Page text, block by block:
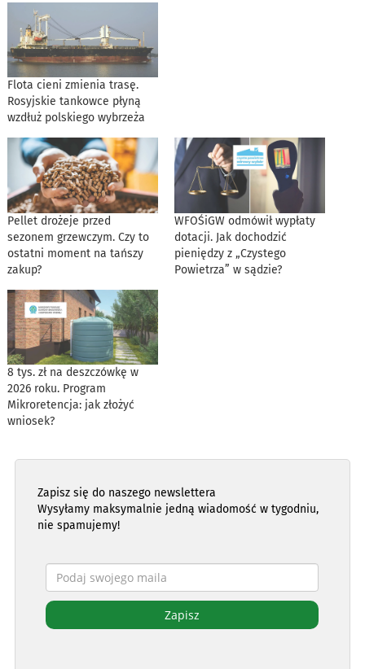
Flota cieni zmienia trasę.
Rosyjskie tankowce płyną
wzdłuż polskiego wybrzeża
Pellet drożeje przed
sezonem grzewczym. Czy to
ostatni moment na tańszy
zakup?
WFOŚiGW odmówił wypłaty
dotacji. Jak dochodzić
pieniędzy z „Czystego
Powietrza” w sądzie?
8 tys. zł na deszczówkę w
2026 roku. Program
Mikroretencja: jak złożyć
wniosek?
Zapisz się do naszego newslettera
Wysyłamy maksymalnie jedną wiadomość w tygodniu,
nie spamujemy!